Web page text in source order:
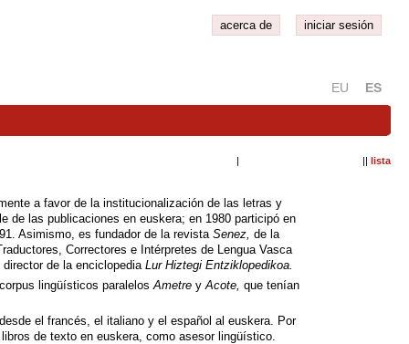
acerca de iniciar sesión
EU ES
| || lista
a favor de la institucionalización de las letras y
de las publicaciones en euskera; en 1980 participó en
Asimismo, es fundador de la revista Senez, de la
Correctores e Intérpretes de Lengua Vasca
de la enciclopedia Lur Hiztegi Entziklopedikoa.
lingüísticos paralelosAmetre yAcote, que tenían
el francés, el italiano y el español al euskera. Por
de texto en euskera, como asesor lingüístico.